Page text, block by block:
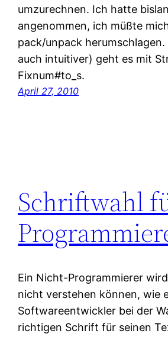
umzurechnen. Ich hatte
angenommen, ich müßte
pack/unpack
auch intuitiver) geht es mit
Fixnum#to_s.
April 27, 2010
Schriftwahl
Ein Nicht-Programmierer
nicht verstehen können, wie
Softwareentwickler bei der
richtigen Schrift für seinen